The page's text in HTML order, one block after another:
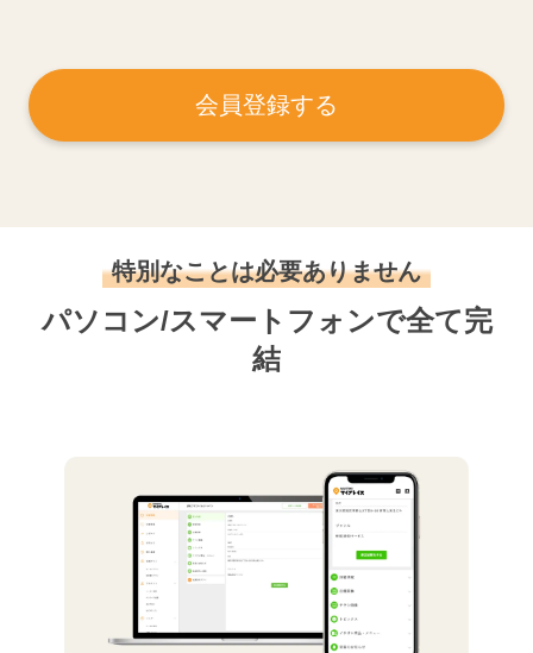
会員登録する
特別なことは必要ありません
パソコン/スマートフォンで全て完
結